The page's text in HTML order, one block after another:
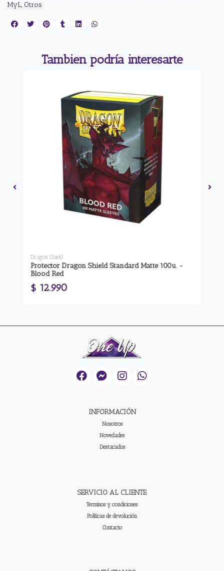
MyL, Otros
Tambien podría interesarte
Dragon Shield
Protector Dragon Shield Standard Matte 100u. -
Blood Red
$ 12.990
INFORMACIÓN
Nosotros
Novedades
Destacados
SERVICIO AL CLIENTE
Terminos y condiciones
Políticas de devolución
Contacto